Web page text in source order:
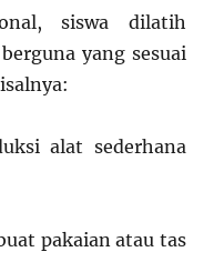
siswa dilatih
yang sesuai
alat sederhana
pakaian atau tas